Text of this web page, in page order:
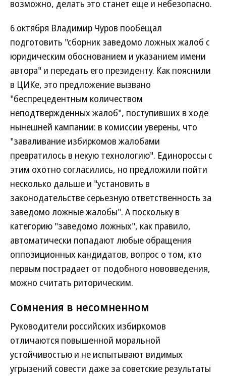
возможно, делать это станет еще и небезопасно.
6 октября Владимир Чуров пообещал
подготовить "сборник заведомо ложных жалоб с
юридическим обоснованием и указанием имени
автора" и передать его президенту. Как пояснили
в ЦИКе, это предложение вызвано
"беспрецедентным количеством
неподтвержденных жалоб", поступивших в ходе
нынешней кампании: в комиссии уверены, что
"заваливание избиркомов жалобами
превратилось в некую технологию". Единороссы с
этим охотно согласились, но предложили пойти
несколько дальше и "установить в
законодательстве серьезную ответственность за
заведомо ложные жалобы". А поскольку в
категорию "заведомо ложных", как правило,
автоматически попадают любые обращения
оппозиционных кандидатов, вопрос о том, кто
первым пострадает от подобного нововведения,
можно считать риторическим.
Сомнения в несомненном
Руководители российских избиркомов
отличаются повышенной моральной
устойчивостью и не испытывают видимых
угрызений совести даже за советские результаты